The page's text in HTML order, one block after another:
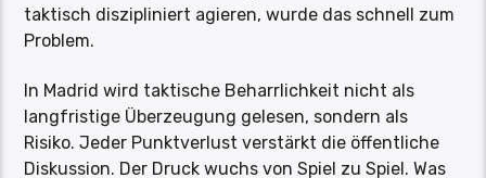
taktisch diszipliniert agieren, wurde das schnell zum
Problem.
In Madrid wird taktische Beharrlichkeit nicht als
langfristige Überzeugung gelesen, sondern als
Risiko. Jeder Punktverlust verstärkt die öffentliche
Diskussion. Der Druck wuchs von Spiel zu Spiel. Was